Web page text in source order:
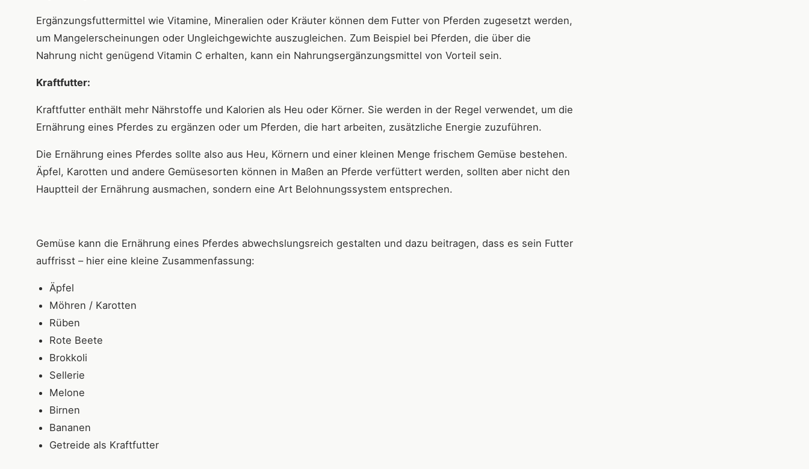
Ergänzungsfuttermittel wie Vitamine, Mineralien oder Kräuter können dem Futter von Pferden zugesetzt werden,
um Mangelerscheinungen oder Ungleichgewichte auszugleichen. Zum Beispiel bei Pferden, die über die
Nahrung nicht genügend Vitamin C erhalten, kann ein Nahrungsergänzungsmittel von Vorteil sein.
Kraftfutter:
Kraftfutter enthält mehr Nährstoffe und Kalorien als Heu oder Körner. Sie werden in der Regel verwendet, um die
Ernährung eines Pferdes zu ergänzen oder um Pferden, die hart arbeiten, zusätzliche Energie zuzuführen.
Die Ernährung eines Pferdes sollte also aus Heu, Körnern und einer kleinen Menge frischem Gemüse bestehen.
Äpfel, Karotten und andere Gemüsesorten können in Maßen an Pferde verfüttert werden, sollten aber nicht den
Hauptteil der Ernährung ausmachen, sondern eine Art Belohnungssystem entsprechen.
Gemüse kann die Ernährung eines Pferdes abwechslungsreich gestalten und dazu beitragen, dass es sein Futter
auffrisst – hier eine kleine Zusammenfassung:
Äpfel
Möhren / Karotten
Rüben
Rote Beete
Brokkoli
Sellerie
Melone
Birnen
Bananen
Getreide als Kraftfutter